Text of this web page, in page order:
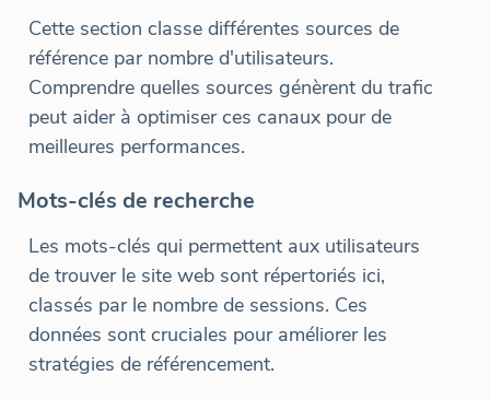
Cette section classe différentes sources de
référence par nombre d'utilisateurs.
Comprendre quelles sources génèrent du trafic
peut aider à optimiser ces canaux pour de
meilleures performances.
Mots-clés de recherche
Les mots-clés qui permettent aux utilisateurs
de trouver le site web sont répertoriés ici,
classés par le nombre de sessions. Ces
données sont cruciales pour améliorer les
stratégies de référencement.